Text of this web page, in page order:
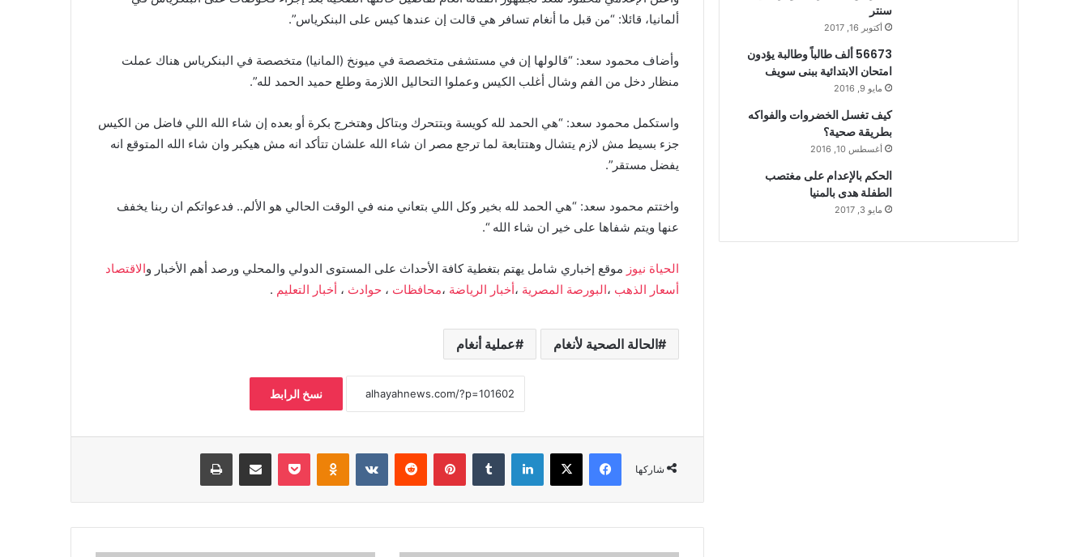
ألمانيا، قائلا: “من قبل ما أنغام تسافر هي قالت إن عندها كيس على البنكرياس”.
وأضاف محمود سعد: “قالولها إن في مستشفى متخصصة في ميونخ (المانيا) متخصصة في البنكرياس هناك عملت
منظار دخل من الفم وشال أغلب الكيس وعملوا التحاليل اللازمة وطلع حميد الحمد لله”.
واستكمل محمود سعد: “هي الحمد لله كويسة وبتتحرك وبتاكل وهتخرج بكرة أو بعده إن شاء الله اللي فاضل من الكيس
جزء بسيط مش لازم يتشال وهتتابعة لما ترجع مصر ان شاء الله علشان تتأكد انه مش هيكبر وان شاء الله المتوقع انه
يفضل مستقر”.
واختتم محمود سعد: “هي الحمد لله بخير وكل اللي بتعاني منه في الوقت الحالي هو الألم.. فدعواتكم ان ربنا يخفف
عنها ويتم شفاها على خير ان شاء الله “.
الحياة نيوز موقع إخباري شامل يهتم بتغطية كافة الأحداث على المستوى الدولي والمحلي ورصد أهم الأخبار والاقتصاد
أسعار الذهب ،البورصة المصرية ،أخبار الرياضة ،محافظات ، حوادث ، أخبار التعليم .
الحالة الصحية لأنغام عملية أنغام
نسخ الرابط
شاركها
فيسبوك X لينكدإن بينتيريست Odnoklassniki
بوكيت مشاركة عبر البريد طباعة
سنتر
أكتوبر 16, 2017
56673 ألف طالباً وطالبة يؤدون
امتحان الابتدائية ببنى سويف
مايو 9, 2016
كيف تغسل الخضروات والفواكه
بطريقة صحية؟
أغسطس 10, 2016
الحكم بالإعدام على مغتصب
الطفلة هدى بالمنيا
مايو 3, 2017